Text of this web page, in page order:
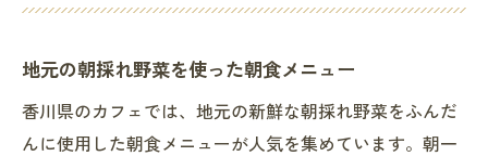
地元の朝採れ野菜を使った朝食メニュー
香川県のカフェでは、地元の新鮮な朝採れ野菜をふんだ
んに使用した朝食メニューが人気を集めています。朝一